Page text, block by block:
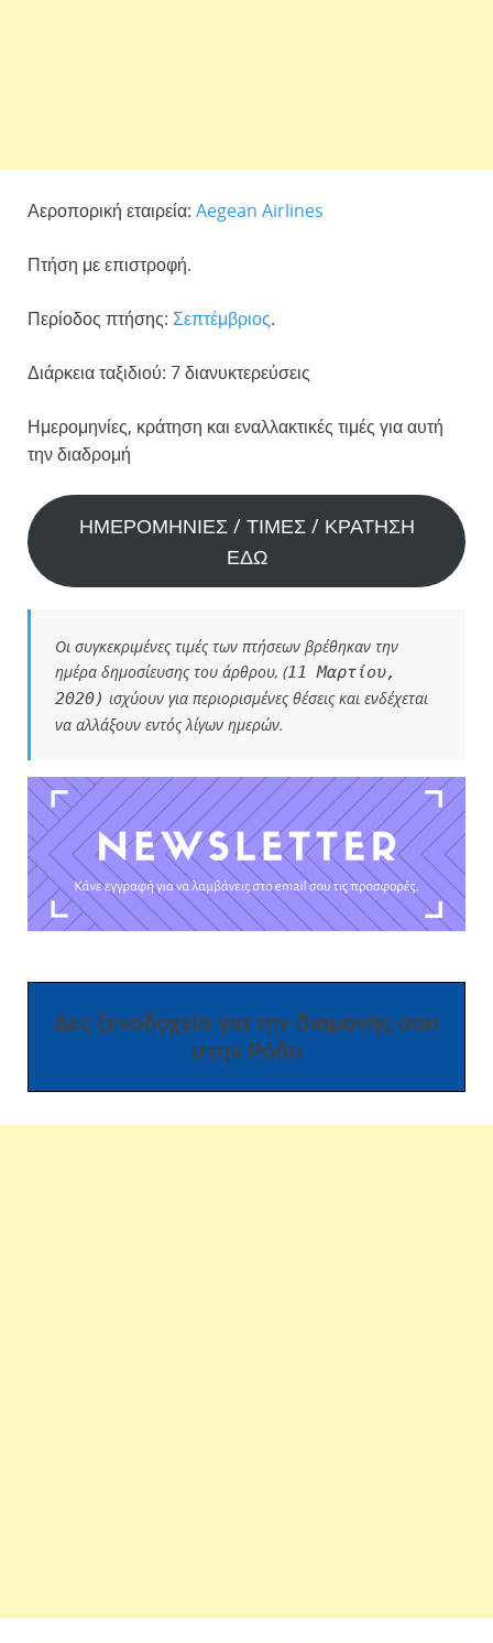
Αεροπορική εταιρεία: Aegean Airlines
Πτήση με επιστροφή.
Περίοδος πτήσης: Σεπτέμβριος.
Διάρκεια ταξιδιού: 7 διανυκτερεύσεις
Ημερομηνίες, κράτηση και εναλλακτικές τιμές για αυτή
την διαδρομή
ΗΜΕΡΟΜΗΝΙΕΣ / ΤΙΜΕΣ / ΚΡΑΤΗΣΗ
ΕΔΩ
Οι συγκεκριμένες τιμές των πτήσεων βρέθηκαν την
ημέρα δημοσίευσης του άρθρου, (11 Μαρτίου,
2020) ισχύουν για περιορισμένες θέσεις και ενδέχεται
να αλλάξουν εντός λίγων ημερών.
Δες ξενοδοχεία για την διαμονής σου
στην Ρόδο